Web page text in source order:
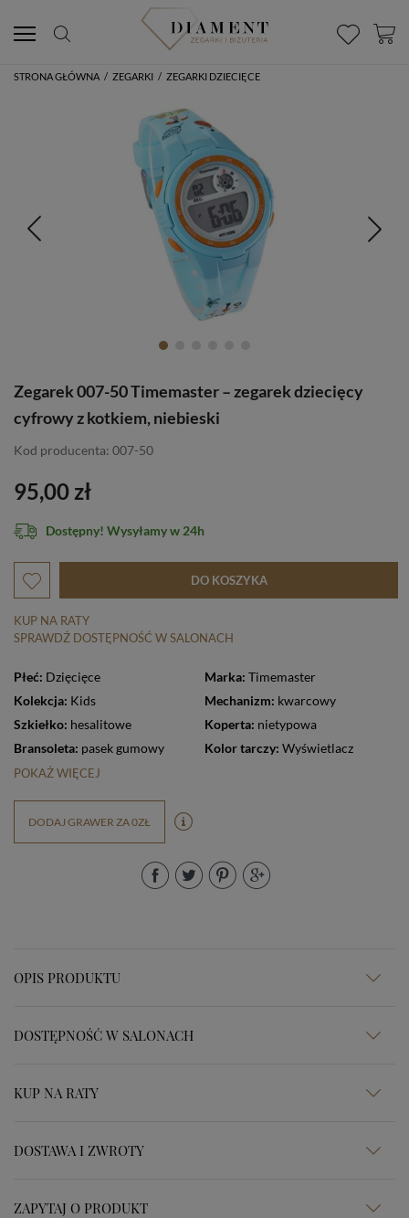
STRONA GŁÓWNA / ZEGARKI / ZEGARKI DZIECIĘCE
Zegarek 007-50 Timemaster – zegarek dziecięcy
cyfrowy z kotkiem, niebieski
Kod producenta: 007-50
95,00 zł
Dostępny! Wysyłamy w 24h
DO KOSZYKA
KUP NA RATY
SPRAWDŹ DOSTĘPNOŚĆ W SALONACH
Płeć: Dzięcięce Marka: Timemaster
Kolekcja: Kids Mechanizm: kwarcowy
Szkiełko: hesalitowe Koperta: nietypowa
Bransoleta: pasek gumowy Kolor tarczy: Wyświetlacz
POKAŻ WIĘCEJ
DODAJ GRAWER ZA 0ZŁ
OPIS PRODUKTU
DOSTĘPNOŚĆ W SALONACH
KUP NA RATY
DOSTAWA I ZWROTY
ZAPYTAJ O PRODUKT